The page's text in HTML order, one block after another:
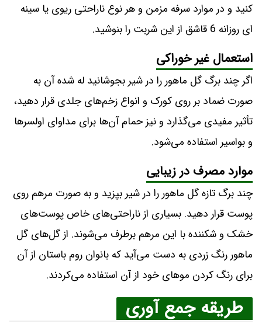
کنید و در موارد سرفه مزمن و هر نوع ناراحتی ریوی یا سینه
ای روزانه 6 قاشق از این شربت را بنوشید.
استعمال غیر خوراکی
اگر چند برگ گل ماهور را در شیر بجوشانید له شده آن به
صورت ضماد بر روی کورک و انواع زخم‌های جلدی قرار دهید،
تأثیر مفیدی می‌گذارد و نیز حمام آن‌ها برای مداوای اولسرها
و بواسیر استفاده می‌شود.
موارد مصرف در زیبایی
چند برگ تازه گل ماهور را در شیر بپزید و به صورت مرهم روی
پوست قرار دهید. بسیاری از ناراحتی‌های خاص پوست‌های
خشک و شکننده با این مرهم برطرف می‌شوند. از گل‌های گل
ماهور رنگ زردی به دست می‌آید که بانوان روم باستان از آن
برای رنگ کردن موهای خود از آن استفاده می‌کردند.
طریقه جمع آوری